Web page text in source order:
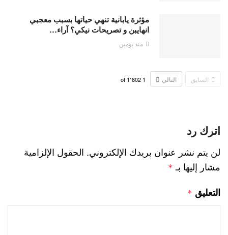
مؤثرة يابانية تنهي حياتها بسبب معجبي
انهايبن و تصريحات نيكي؟ آراء…
منذ يومين
السابق التالي 1 1٬802
اترك رد
لن يتم نشر عنوان بريدك الإلكتروني. الحقول الإلزامية
مشار إليها بـ *
التعليق *